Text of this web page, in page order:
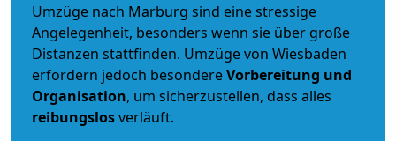
Umzüge nach Marburg sind eine stressige
Angelegenheit, besonders wenn sie über große
Distanzen stattfinden. Umzüge von Wiesbaden
erfordern jedoch besondereVorbereitung und
Organisation, um sicherzustellen, dass alles
reibungslosverläuft.